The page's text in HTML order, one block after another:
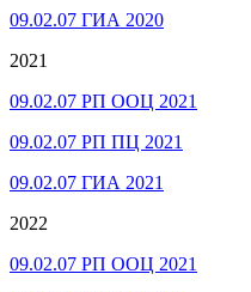
09.02.07 ГИА 2020
2021
09.02.07 РП ООЦ 2021
09.02.07 РП ПЦ 2021
09.02.07 ГИА 2021
2022
09.02.07 РП ООЦ 2021